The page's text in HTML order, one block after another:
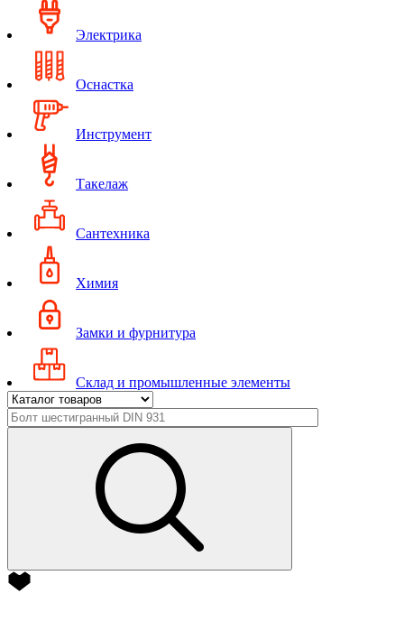
Электрика
Оснастка
Инструмент
Такелаж
Сантехника
Химия
Замки и фурнитура
Склад и промышленные элементы